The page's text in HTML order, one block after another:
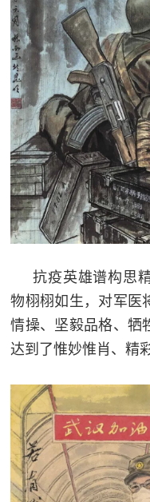
抗疫英雄谱构思
物栩栩如生，对军医
情操、坚毅品格、牺
达到了惟妙惟肖、精